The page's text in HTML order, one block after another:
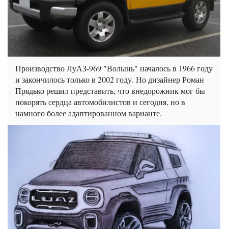
Производство ЛуАЗ-969 "Волынь" началось в 1966 году
и закончилось только в 2002 году. Но дизайнер Роман
Прядько решил представить, что внедорожник мог бы
покорять сердца автомобилистов и сегодня, но в
намного более адаптированном варианте.